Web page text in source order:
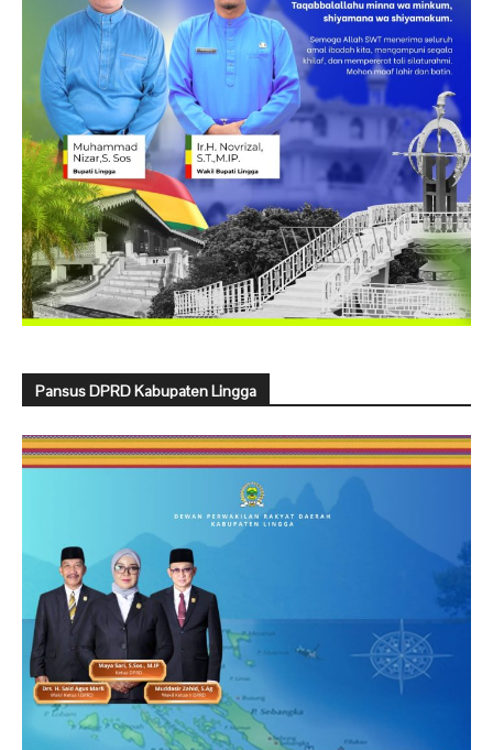
Pansus DPRD Kabupaten Lingga